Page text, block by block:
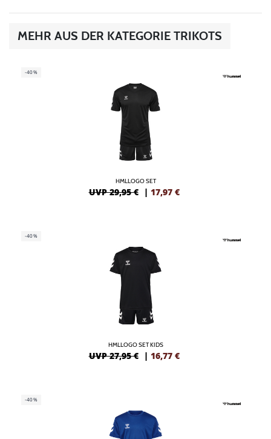
MEHR AUS DER KATEGORIE TRIKOTS
-40%
HMLLOGO SET
UVP 29,95 € | 17,97 €
-40%
HMLLOGO SET KIDS
UVP 27,95 € | 16,77 €
-40%